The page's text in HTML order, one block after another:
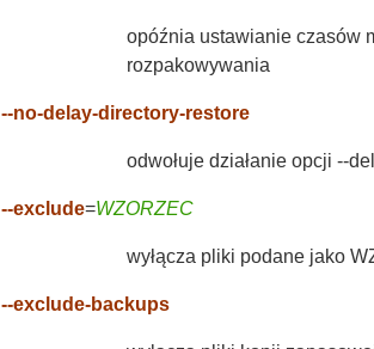
opóźnia ustawianie czasów
rozpakowywania
--no-delay-directory-restore
odwołuje działanie opcji --
--exclude=WZORZEC
wyłącza pliki podane jako
--exclude-backups